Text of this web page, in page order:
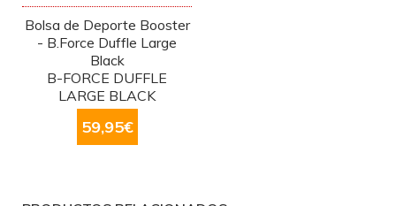
Bolsa de Deporte Booster
- B.Force Duffle Large
Black
B-FORCE DUFFLE
LARGE BLACK
59,95€